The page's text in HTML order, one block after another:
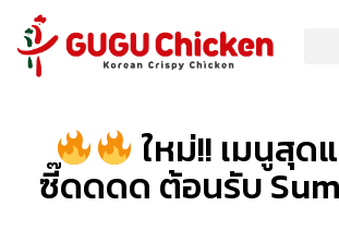
ใหม่!! เมนูสุด
ซี๊ดดดด ต้อนรับ